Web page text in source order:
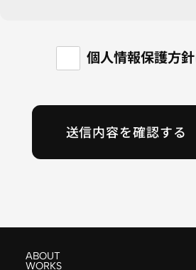
本サイトに掲載されている情報に
載された情報の完全性・正確性に
おこなうものではありません。本
報もしくは内容を利用することで
個人情報保護方
送信内容を確認する
ABOUT
WORKS